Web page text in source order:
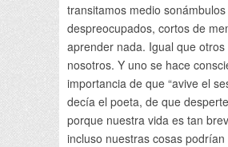
transitamos medio
despreocupados, cortos de
aprender nada. Igual que
nosotros. Y uno se hace
importancia de que “avive el
decía el poeta, de que
porque nuestra vida es tan
incluso nuestras cosas